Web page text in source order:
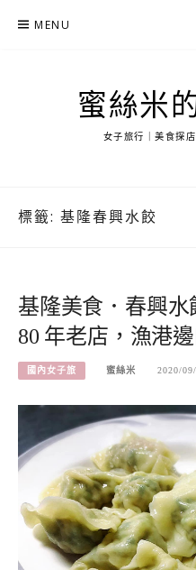
MENU
蜜絲米
女子旅行｜美食探
標籤: 基隆春興水餃
基隆美食．春興
80 年老店，漁港
國內女子旅 蜜絲米 2020/